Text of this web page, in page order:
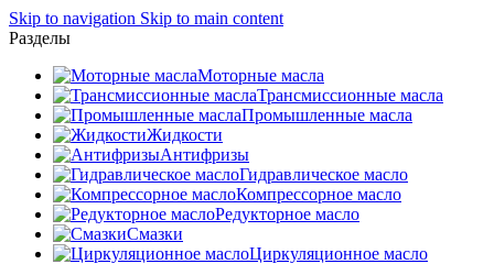
Skip to navigation Skip to main content
Разделы
Моторные масла
Трансмиссионные масла
Промышленные масла
Жидкости
Антифризы
Гидравлическое масло
Компрессорное масло
Редукторное масло
Смазки
Циркуляционное масло